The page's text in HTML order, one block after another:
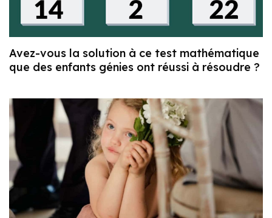
Avez-vous la solution à ce test mathématique
que des enfants génies ont réussi à résoudre ?